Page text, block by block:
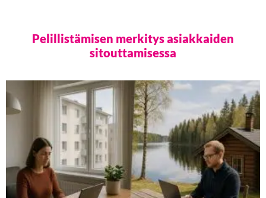
Pelillistämisen merkitys asiakkaiden
sitouttamisessa